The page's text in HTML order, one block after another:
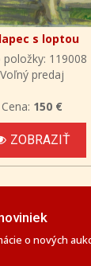
s loptou
položky: 119008
Voľný predaj
Cena: 150 €
ZOBRAZIŤ
o nových